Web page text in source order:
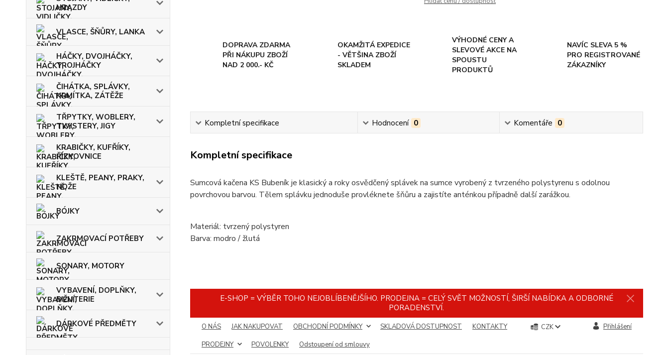
HRAZDY
VLASCE, ŠŇŮRY, LANKA
HÁČKY, DVOJHÁČKY,
TROJHÁČKY
ČIHÁTKA, SPLÁVKY,
KRMÍTKA, ZÁTĚŽE
TŘPYTKY, WOBLERY,
TWISTERY, JIGY
KRABIČKY, KUFŘÍKY,
ŘÍZKOVNICE
KLEŠTĚ, PEANY, PRAKY,
NOŽE
BÓJKY
ZAKRMOVACÍ POTŘEBY
SONARY, MOTORY
VYBAVENÍ, DOPLŇKY,
BIŽUTERIE
DÁRKOVÉ PŘEDMĚTY
DOPRAVA ZDARMA
PŘI NÁKUPU ZBOŽÍ
NAD 2 000.- KČ
OKAMŽITÁ EXPEDICE
- VĚTŠINA ZBOŽÍ
SKLADEM
VÝHODNÉ CENY A
SLEVOVÉ AKCE NA
SPOUSTU
PRODUKTŮ
NAVÍC SLEVA 5 %
PRO REGISTROVANÉ
ZÁKAZNÍKY
Kompletní specifikace Hodnocení 0 Komentáře 0
Kompletní specifikace
Sumcová kačena KS Bubeník je klasický a roky osvědčený splávek na sumce vyrobený z tvrzeného polystyrenu s odolnou
povrchovou barvou. Tělem splávku jednoduše provléknete šňůru a zajistíte anténkou případně další zarážkou.
Materiál: tvrzený polystyren
Barva: modro / žlutá
E-SHOP = VÝBĚR TOHO NEJOBLÍBENĚJŠÍHO. PRODEJNA = CELÝ SVĚT MOŽNOSTÍ, ŠIRŠÍ NABÍDKA A ODBORNÉ
PORADENSTVÍ.
O NÁS JAK NAKUPOVAT OBCHODNÍ PODMÍNKY SKLADOVÁ DOSTUPNOST
KONTAKTY
PRODEJNY
POVOLENKY Odstoupení od smlouvy
CZK Přihlášení